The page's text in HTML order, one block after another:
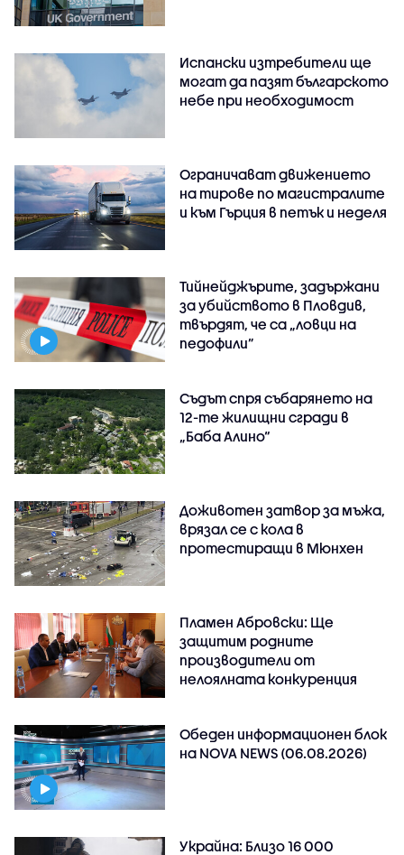
Испански изтребители ще
могат да пазят българското
небе при необходимост
Ограничават движението
на тирове по магистралите
и към Гърция в петък и неделя
Тийнейджърите, задържани
за убийството в Пловдив,
твърдят, че са „ловци на
педофили”
Съдът спря събарянето на
12-те жилищни сгради в
„Баба Алино“
Доживотен затвор за мъжа,
врязал се с кола в
протестиращи в Мюнхен
Пламен Абровски: Ще
защитим родните
производители от
нелоялната конкуренция
Обеден информационен блок
на NOVA NEWS (06.08.2026)
Украйна: Близо 16 000